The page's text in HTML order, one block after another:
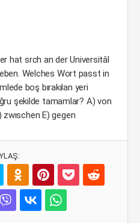
hat srch an der Universitâl
Welches Wort passt in
boş bırakılan yeri
şekilde tamamlar? A) von
E) gegen